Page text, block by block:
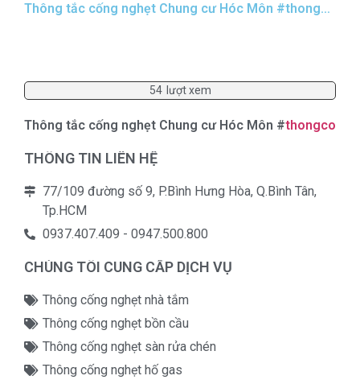
Thông tắc cống nghẹt Chung cư Hóc Môn #thongcongnghetsaigon #nguoimientaythongcong
54 lượt xem
Thông tắc cống nghẹt Chung cư Hóc Môn #
THÔNG TIN LIÊN HỆ
77/109 đường số 9, P.Bình Hưng Hòa, Q.Bình Tân,
Tp.HCM
0937.407.409 - 0947.500.800
CHÚNG TÔI CUNG CẤP DỊCH VỤ
Thông cống nghẹt nhà tắm
Thông cống nghẹt bồn cầu
Thông cống nghẹt sàn rửa chén
Thông cống nghẹt hố gas